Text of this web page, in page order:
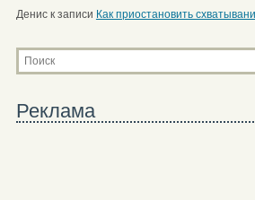
Дениск записи Как приостановить
Реклама